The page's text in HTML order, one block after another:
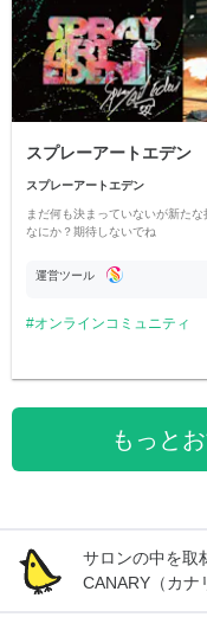
スプレーアートエデン
スプレーアートエデン
まだ何も決まっていないが新たな
なにか？期待しないでね
運営ツール
オンラインコミュニティ
もっと
サロンの中を取
CANARY（カナ